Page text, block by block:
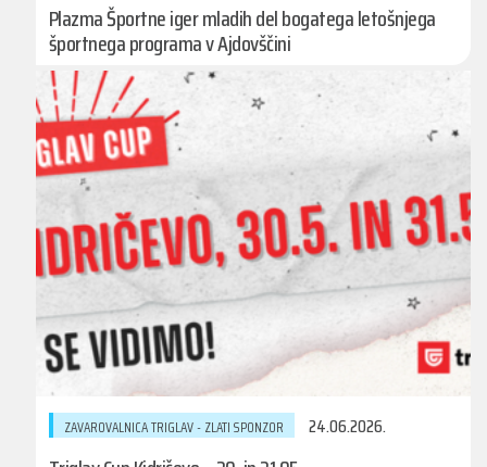
Plazma Športne iger mladih del bogatega letošnjega
športnega programa v Ajdovščini
ZAVAROVALNICA TRIGLAV - ZLATI SPONZOR 24.06.2026.